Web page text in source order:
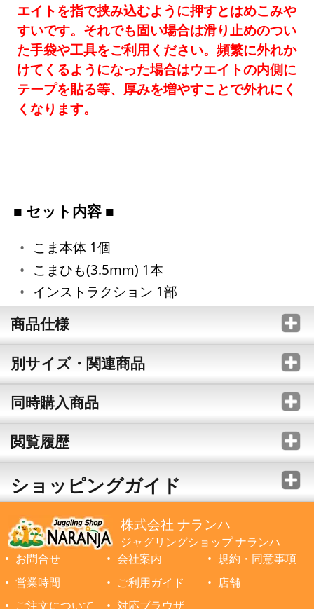
エイトを指で挟み込むように押すとはめこみや
すいです。それでも固い場合は滑り止めのつい
た手袋や工具をご利用ください。頻繁に外れか
けてくるようになった場合はウエイトの内側に
テープを貼る等、厚みを増やすことで外れにく
くなります。
■ セット内容 ■
こま本体 1個
こまひも(3.5mm) 1本
インストラクション 1部
商品仕様
別サイズ・関連商品
同時購入商品
閲覧履歴
ショッピングガイド
株式会社 ナランハ
ジャグリングショップ ナランハ
お問合せ
会社案内
規約・同意事項
営業時間
ご利用ガイド
店舗
ご注文について
対応ブラウザ